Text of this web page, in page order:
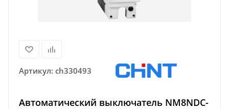
Артикул: ch330493
Автоматический выключатель NM8NDC-